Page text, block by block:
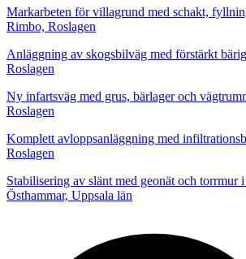
Markarbeten för villagrund med schakt,
Rimbo, Roslagen
Anläggning av skogsbilväg med förstärkt
Roslagen
Ny infartsväg med grus, bärlager och
Roslagen
Komplett avloppsanläggning med
Roslagen
Stabilisering av slänt med geonät och torrmur
Östhammar, Uppsala län